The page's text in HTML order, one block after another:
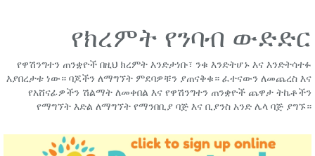
የክረምት የንባብ ውድድር
የዋሽንግተን ጠንቋዮች በዚህ ክረምት እንድታነቡ፣ ንቁ እንድትሆኑ እና እንድትሳተፉ
እያበረታቱ ነው። ባጆችን ለማግኘት ምደባዎቹን ያጠናቅቁ። ፈተናውን ለመጨረስ እና
የአሸናፊዎችን ሽልማት ለመቀበል እና የዋሽንግተን ጠንቋዮች ጨዋታ ትኬቶችን
የማግኘት እድል ለማግኘት የማንበቢያ ባጅ እና ቢያንስ አንድ ሌላ ባጅ ያግኙ።